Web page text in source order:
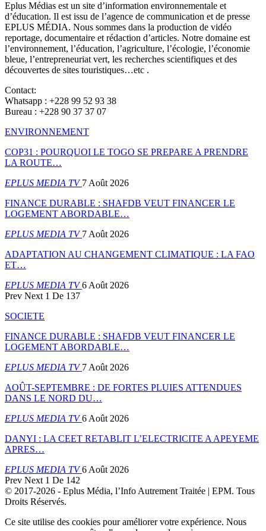
Eplus Médias est un site d’information environnementale et
d’éducation. Il est issu de l’agence de communication et de presse
EPLUS MÉDIA. Nous sommes dans la production de vidéo
reportage, documentaire et rédaction d’articles. Notre domaine est
l’environnement, l’éducation, l’agriculture, l’écologie, l’économie
bleue, l’entrepreneuriat vert, les recherches scientifiques et des
découvertes de sites touristiques…etc .
Contact:
Whatsapp : +228 99 52 93 38
Bureau : +228 90 37 37 07
ENVIRONNEMENT
COP31 : POURQUOI LE TOGO SE PREPARE A PRENDRE
LA ROUTE…
EPLUS MEDIA TV7 Août 2026
FINANCE DURABLE : SHAFDB VEUT FINANCER LE
LOGEMENT ABORDABLE…
EPLUS MEDIA TV7 Août 2026
ADAPTATION AU CHANGEMENT CLIMATIQUE : LA FAO
ET…
EPLUS MEDIA TV6 Août 2026
Prev Next 1 De 137
SOCIETE
FINANCE DURABLE : SHAFDB VEUT FINANCER LE
LOGEMENT ABORDABLE…
EPLUS MEDIA TV7 Août 2026
AOÛT-SEPTEMBRE : DE FORTES PLUIES ATTENDUES
DANS LE NORD DU…
EPLUS MEDIA TV6 Août 2026
DANYI : LA CEET RETABLIT L’ELECTRICITE A APEYEME
APRES…
EPLUS MEDIA TV6 Août 2026
Prev Next 1 De 142
© 2017-2026 - Eplus Média, l’Info Autrement Traitée | EPM. Tous
Droits Réservés.
Ce site utilise des cookies pour améliorer votre expérience. Nous